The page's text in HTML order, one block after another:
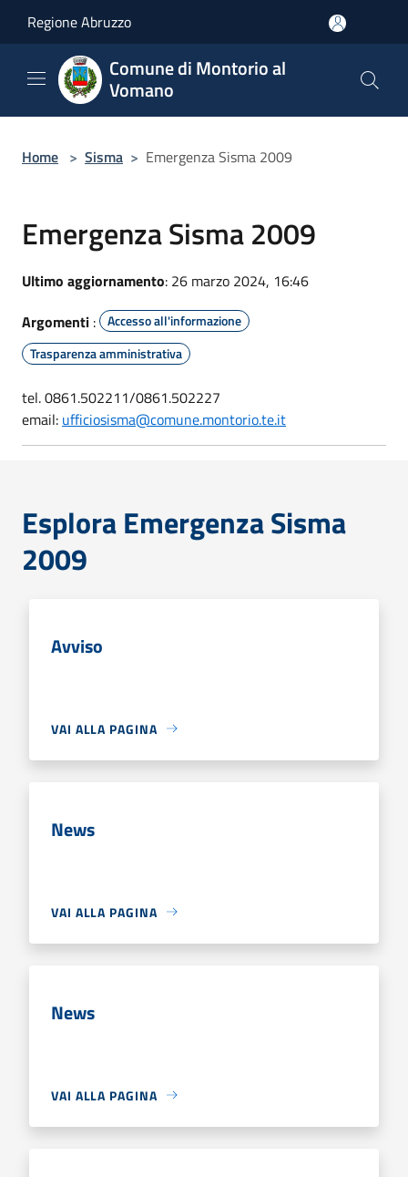
Regione Abruzzo
Comune di Montorio al
Vomano
Home > Sisma > Emergenza Sisma 2009
Emergenza Sisma 2009
Ultimo aggiornamento: 26 marzo 2024, 16:46
Argomenti :
Accesso all'informazione
Trasparenza amministrativa
tel. 0861.502211/0861.502227
email: ufficiosisma@comune.montorio.te.it
Esplora Emergenza Sisma
2009
Avviso
VAI ALLA PAGINA
News
VAI ALLA PAGINA
News
VAI ALLA PAGINA